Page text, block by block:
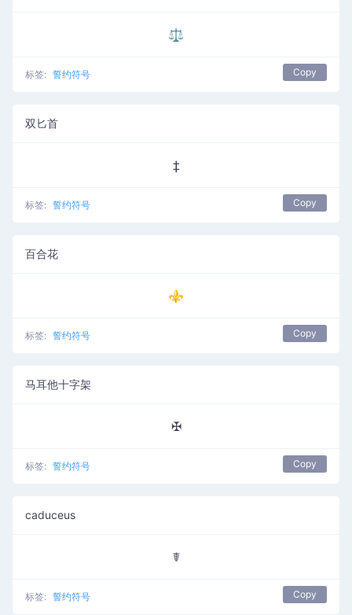
⚖
标签: 誓约符号 Copy
双匕首
‡
标签: 誓约符号 Copy
百合花
⚜
标签: 誓约符号 Copy
马耳他十字架
✠
标签: 誓约符号 Copy
caduceus
☤
标签: 誓约符号 Copy